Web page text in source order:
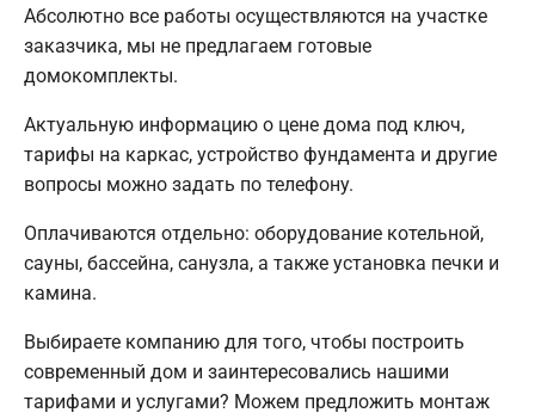
Абсолютно все работы осуществляются на участке
заказчика, мы не предлагаем готовые
домокомплекты.
Актуальную информацию о цене дома под ключ,
тарифы на каркас, устройство фундамента и другие
вопросы можно задать по телефону.
Оплачиваются отдельно: оборудование котельной,
сауны, бассейна, санузла, а также установка печки и
камина.
Выбираете компанию для того, чтобы построить
современный дом и заинтересовались нашими
тарифами и услугами? Можем предложить монтаж